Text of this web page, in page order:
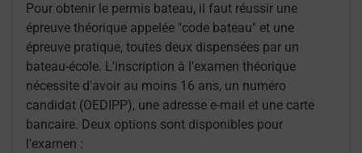
Pour obtenir le permis bateau, il faut réussir une
épreuve théorique appelée "code bateau" et une
épreuve pratique, toutes deux dispensées par un
bateau-école. L'inscription à l'examen théorique
nécessite d'avoir au moins 16 ans, un numéro
candidat (OEDIPP), une adresse e-mail et une carte
bancaire. Deux options sont disponibles pour
l'examen :